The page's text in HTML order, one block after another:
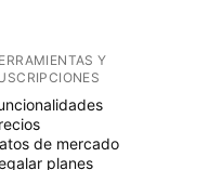
Y
de mercado
planes